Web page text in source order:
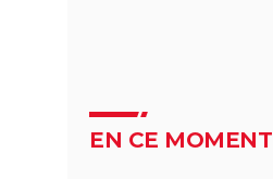
EN CE MOMENT